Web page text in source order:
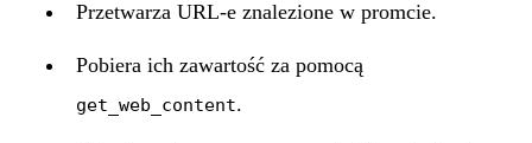
Przetwarza URL-e znalezione w promcie.
Pobiera ich zawartość za pomocą
get_web_content.